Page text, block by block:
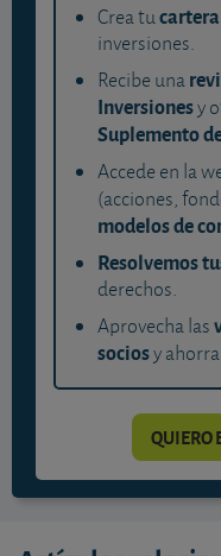
Crea tu
inversiones.
Recibe una
Inversionesy
Suplemento
Accede en la
(acciones,
modelos de
Resolvemos
derechos.
Aprovecha las
sociosy
QUIERO